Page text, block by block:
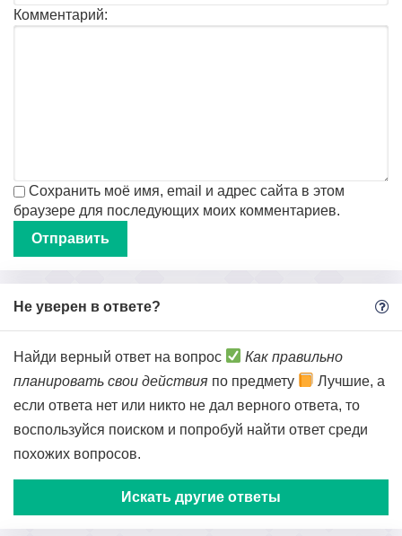
Комментарий:
Сохранить моё имя, email и адрес сайта в этом
браузере для последующих моих комментариев.
Не уверен в ответе?
Найди верный ответ на вопрос
Как правильно
планировать свои действия по предмету
Лучшие, а
если ответа нет или никто не дал верного ответа, то
воспользуйся поиском и попробуй найти ответ среди
похожих вопросов.
Искать другие ответы